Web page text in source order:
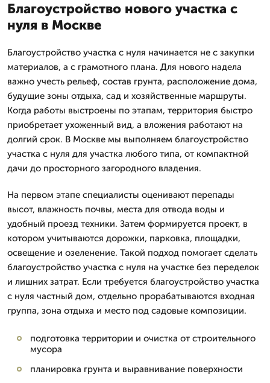
Благоустройство нового участка с
нуля в Москве
Благоустройство участка с нуля начинается не с закупки
материалов, а с грамотного плана. Для нового надела
важно учесть рельеф, состав грунта, расположение дома,
будущие зоны отдыха, сад и хозяйственные маршруты.
Когда работы выстроены по этапам, территория быстро
приобретает ухоженный вид, а вложения работают на
долгий срок. В Москве мы выполняем благоустройство
участка с нуля для участка любого типа, от компактной
дачи до просторного загородного владения.
На первом этапе специалисты оценивают перепады
высот, влажность почвы, места для отвода воды и
удобный проезд техники. Затем формируется проект, в
котором учитываются дорожки, парковка, площадки,
освещение и озеленение. Такой подход помогает сделать
благоустройство участка с нуля на участке без переделок
и лишних затрат. Если требуется благоустройство участка
с нуля частный дом, отдельно прорабатываются входная
группа, зона отдыха и место под садовые композиции.
подготовка территории и очистка от строительного
мусора
планировка грунта и выравнивание поверхности